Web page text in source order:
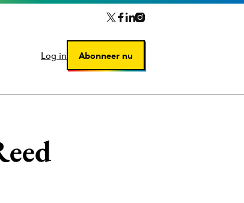
Log in Abonneer nu
Log in Abonneer nu